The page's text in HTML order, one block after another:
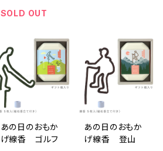
SOLD OUT
あの日のおもか
げ線香 ゴルフ
あの日のおもか
げ線香 登山